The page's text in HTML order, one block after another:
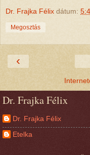
Dr. Frajka Félix dátum:
Megosztás
‹
Dr. Frajka Félix
Dr. Frajka Félix
Etelka